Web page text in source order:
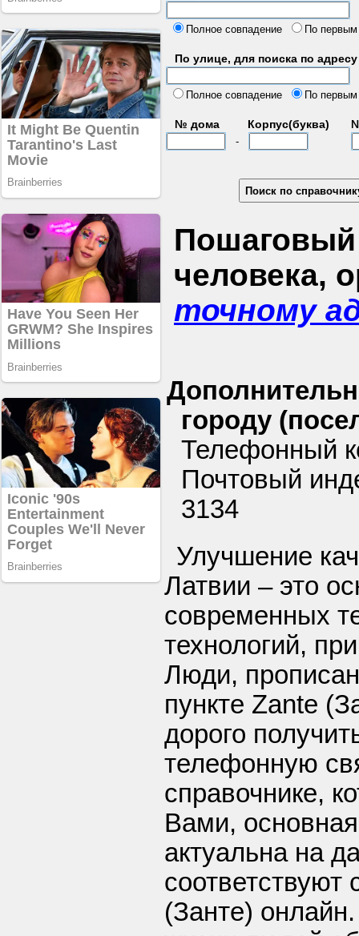
Полное совпадение По
По улице, для поиска по адресу
Полное совпадение
По
№ дома Корпус(буква)
-
Пошаговый
человека,
точному
городу
Телефонный
Почтовый
3134
Улучшение
Латвии – это
современных
технологий,
Люди,
пункте Zante
дорого
телефонную
справочнике,
Вами,
актуальна на
соответствуют
(Занте)